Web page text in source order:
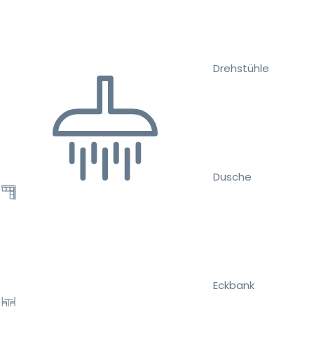
Drehstühle
Dusche
Eckbank